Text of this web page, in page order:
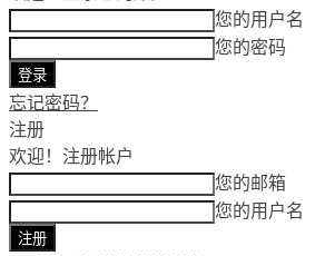
您的用户名
您的密码
忘记密码？
注册
欢迎！ 注册帐户
您的邮箱
您的用户名